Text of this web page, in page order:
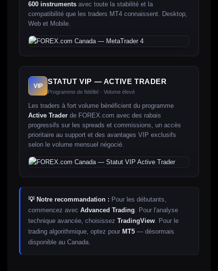
600 instruments avec toute la stabilité et la
compatibilité que les traders MT4 connaissent. Desktop,
Web et Mobile.
VIP
STATUT VIP — ACTIVE TRADER
Programme de fidélité · Volume élevé
Les traders à fort volume bénéficient du programme
Active Trader de FOREX.com avec des rabais
progressifs sur les spreads et commissions, un accès
prioritaire au support et des avantages VIP exclusifs
selon le volume mensuel négocié.
💡 Notre recommandation : Pour les débutants,
commencez avec Advanced Trading. Pour l'analyse
technique avancée, choisissez TradingView. Pour le
trading algorithmique, optez pour MT5 — désormais
disponible au Canada.